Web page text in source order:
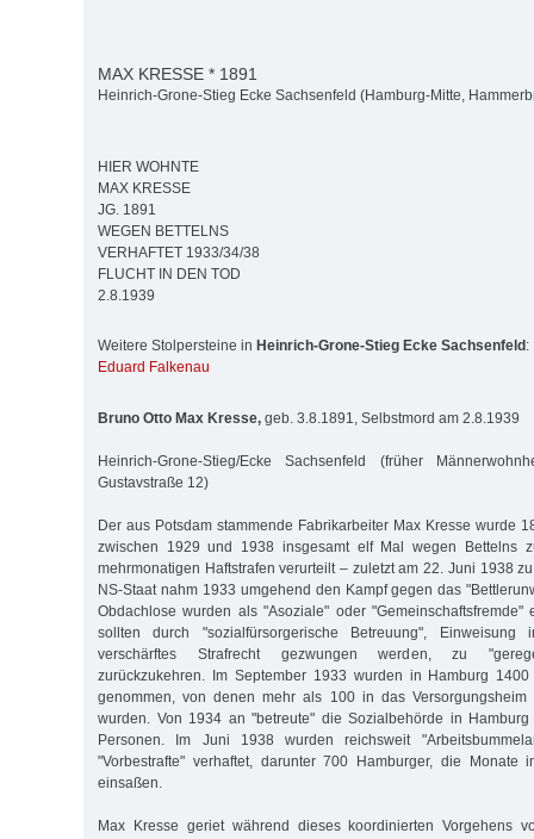
MAX KRESSE * 1891
Heinrich-Grone-Stieg Ecke Sachsenfeld (Hamburg-Mitte,
HIER WOHNTE
MAX KRESSE
JG. 1891
WEGEN BETTELNS
VERHAFTET 1933/34/38
FLUCHT IN DEN TOD
2.8.1939
Weitere Stolpersteine in Heinrich-Grone-Stieg Ecke Sachsenfeld :
Eduard Falkenau
Bruno Otto Max Kresse, geb. 3.8.1891, Selbstmord am 2.8.1939
Heinrich-Grone-Stieg/Ecke Sachsenfeld (früher
Gustavstraße 12)
Der aus Potsdam stammende Fabrikarbeiter Max Kresse wurde
zwischen 1929 und 1938 insgesamt elf Mal wegen Bettelns
mehrmonatigen Haftstrafen verurteilt – zuletzt am 22. Juni 1938
NS-Staat nahm 1933 umgehend den Kampf gegen das
Obdachlose wurden als "Asoziale" oder "Gemeinschaftsfremde"
sollten durch "sozialfürsorgerische Betreuung",
verschärftes Strafrecht gezwungen werden, zu
zurückzukehren. Im September 1933 wurden in Hamburg
genommen, von denen mehr als 100 in das Versorgungsheim
wurden. Von 1934 an "betreute" die Sozialbehörde in
Personen. Im Juni 1938 wurden reichsweit
"Vorbestrafte" verhaftet, darunter 700 Hamburger, die Monate
einsaßen.
Max Kresse geriet während dieses koordinierten Vorgehens